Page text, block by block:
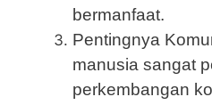
bermanfaat.
Pentingnya
manusia sangat
perkembangan